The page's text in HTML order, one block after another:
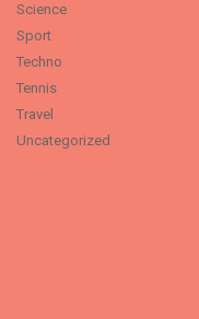
Science
Sport
Techno
Tennis
Travel
Uncategorized